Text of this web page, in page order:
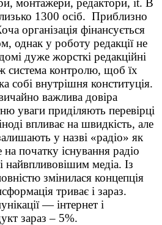
монтажери, редактори, it. В
1300 осіб. Приблизно
організація фінансується
однак у роботу редакції не
дуже жорсткі редакційні
система контролю, щоб їх
собі внутрішня конституція.
важлива довіра
уваги приділяють перевірці
впливає на швидкість, але
у назві «радіо» як
початку існування радіо
медіа. Із
змінилася концепція
триває і зараз.
— інтернет і
зараз – 5%.